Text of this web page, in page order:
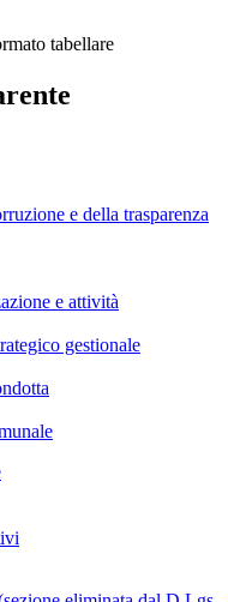
tabellare
e della trasparenza
e attività
gestionale